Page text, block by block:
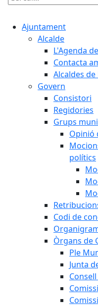
Cercar:
Ajuntament
Alcalde
L'Agenda
Contacta
Alcaldes
Govern
Consistori
Regidories
Grups
Opinió
polítics
Codi de
Òrgans de
Ple
Junta